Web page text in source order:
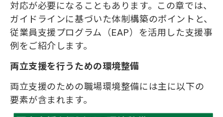
対応が必要になることもあります。この章では、
ガイドラインに基づいた体制構築のポイントと、
従業員支援プログラム（EAP）を活用した支援事
例をご紹介します。
両立支援を行うための環境整備
両立支援のための職場環境整備には主に以下の
要素が含まれます。